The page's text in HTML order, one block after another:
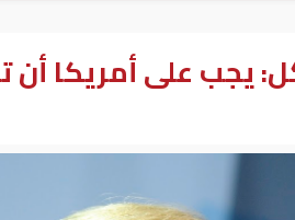
يجب على أمريكا أن